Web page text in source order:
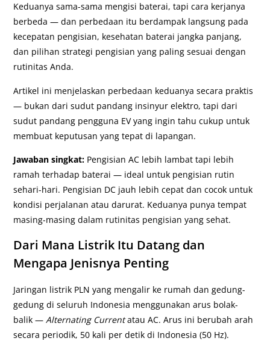
Keduanya sama-sama mengisi baterai, tapi cara kerjanya
berbeda — dan perbedaan itu berdampak langsung pada
kecepatan pengisian, kesehatan baterai jangka panjang,
dan pilihan strategi pengisian yang paling sesuai dengan
rutinitas Anda.
Artikel ini menjelaskan perbedaan keduanya secara praktis
— bukan dari sudut pandang insinyur elektro, tapi dari
sudut pandang pengguna EV yang ingin tahu cukup untuk
membuat keputusan yang tepat di lapangan.
Jawaban singkat: Pengisian AC lebih lambat tapi lebih
ramah terhadap baterai — ideal untuk pengisian rutin
sehari-hari. Pengisian DC jauh lebih cepat dan cocok untuk
kondisi perjalanan atau darurat. Keduanya punya tempat
masing-masing dalam rutinitas pengisian yang sehat.
Dari Mana Listrik Itu Datang dan
Mengapa Jenisnya Penting
Jaringan listrik PLN yang mengalir ke rumah dan gedung-
gedung di seluruh Indonesia menggunakan arus bolak-
balik —Alternating Currentatau AC. Arus ini berubah arah
secara periodik, 50 kali per detik di Indonesia (50 Hz).